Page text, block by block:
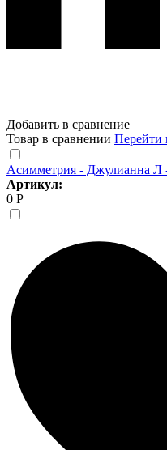
Добавить в сравнение
Товар в сравнении Перейти
Асимметрия - Джулианна Л
Артикул:
0 Р